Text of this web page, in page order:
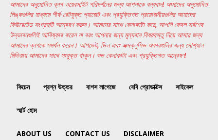
আমাদের অনুমোদিত ব্লগ ওয়েবসাইট পরিদর্শনের জন্য আপনাকে ধন্যবাদ! আমাদের অনুমোদিত
লিঙ্কগুলির মাধ্যমে শীর্ষ-রেটযুক্ত গ্যাজেট এবং প্রযুক্তিগত প্রয়োজনীয়গুলির আমাদের
কিউরেটেড সংগ্রহটি অন্বেষণ করুন। আমাদের সাথে কেনাকাটা করে, আপনি কেবল সর্বশেষ
উদ্ভাবনগুলিই আবিষ্কার করেন না বরং আপনার জন্য মূল্যবান বিষয়বস্তু নিয়ে আসার জন্য
আমাদের ব্লগকে সমর্থন করেন। আপডেট, ডিল এবং এক্সক্লুসিভ অফারগুলির জন্য সোশ্যাল
মিডিয়ায় আমাদের সাথে সংযুক্ত থাকুন। শুভ কেনাকাটা এবং প্রযুক্তিগত অন্বেষণ!
কিচেন প্রশ্ন উত্তর বাগস লাগেজে বেবি প্রোডাক্টস সাইকেল
স্মার্ট হোম
ABOUT US CONTACT US DISCLAIMER